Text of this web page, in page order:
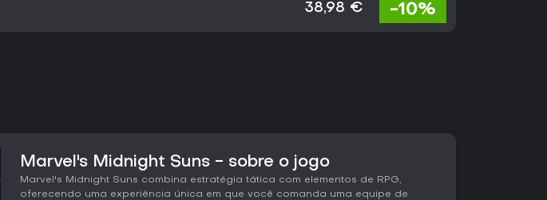
38,98 € -10%
Marvel's Midnight Suns - sobre o jogo
Marvel's Midnight Suns combina estratégia tática com elementos de RPG,
oferecendo uma experiência única em que você comanda uma equipe de